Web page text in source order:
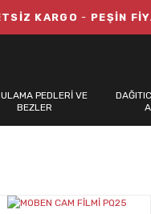
KARGO - PEŞİN
PEDLERİ VE
BEZLER